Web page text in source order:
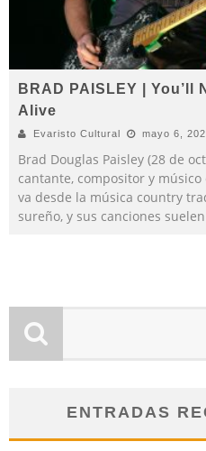
BRAD PAISLEY | You’ll
Alive
Evaristo Cultural mayo 6,
Brad Douglas Paisley (28 de
cantante, compositor y
va desde la música country
sureño, y sus canciones
ENTRADAS